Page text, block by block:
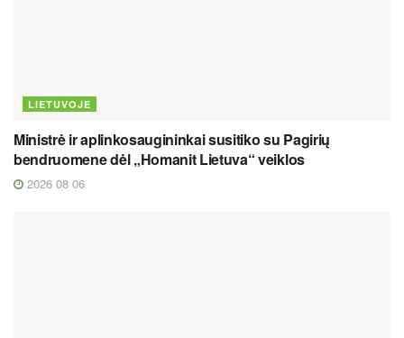
LIETUVOJE
Ministrė ir aplinkosaugininkai susitiko su Pagirių
bendruomene dėl „Homanit Lietuva“ veiklos
2026 08 06